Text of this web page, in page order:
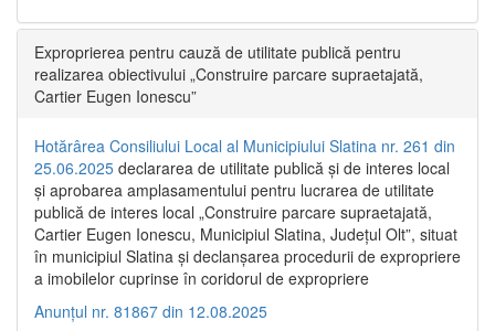
Exproprierea pentru cauză de utilitate publică pentru
realizarea obiectivului „Construire parcare supraetajată,
Cartier Eugen Ionescu”
Hotărârea Consiliului Local al Municipiului Slatina nr. 261 din
25.06.2025 declararea de utilitate publică și de interes local
și aprobarea amplasamentului pentru lucrarea de utilitate
publică de interes local „Construire parcare supraetajată,
Cartier Eugen Ionescu, Municipiul Slatina, Județul Olt”, situat
în municipiul Slatina și declanșarea procedurii de expropriere
a imobilelor cuprinse în coridorul de expropriere
Anunțul nr. 81867 din 12.08.2025